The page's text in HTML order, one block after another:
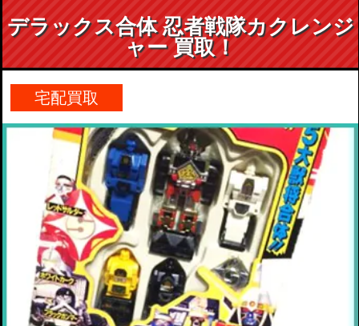
デラックス合体 忍者戦隊カクレンジ
ャー 買取！
宅配買取